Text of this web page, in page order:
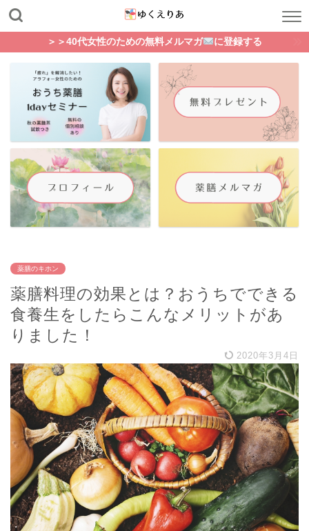
＞＞40代女性のための無料メルマガ に登録する
薬膳のキホン
薬膳料理の効果とは？おうちでできる
食養生をしたらこんなメリットがあ
りました！
2020年3月4日